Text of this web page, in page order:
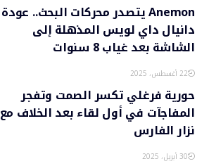
Anemon يتصدر محركات البحث.. عودة
دانيال داي لويس المذهلة إلى
الشاشة بعد غياب 8 سنوات
22 أغسطس، 2025
حورية فرغلي تكسر الصمت وتفجر
المفاجآت في أول لقاء بعد الخلاف مع
نزار الفارس
30 أبريل، 2025